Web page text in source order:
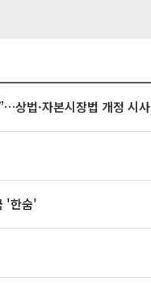
상법·자본시장법 개정 시사
'한숨'